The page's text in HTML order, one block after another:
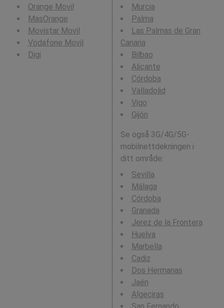
Orange Movil
MasOrange
Movistar Movil
Vodafone Movil
Digi
Murcia
Palma
Las Palmas de Gran
Canaria
Bilbao
Alicante
Córdoba
Valladolid
Vigo
Gijón
Se også 3G/4G/5G-
mobilnettdekningen i
ditt område:
Sevilla
Málaga
Córdoba
Granada
Jerez de la Frontera
Huelva
Marbella
Cadiz
Dos Hermanas
Jaén
Algeciras